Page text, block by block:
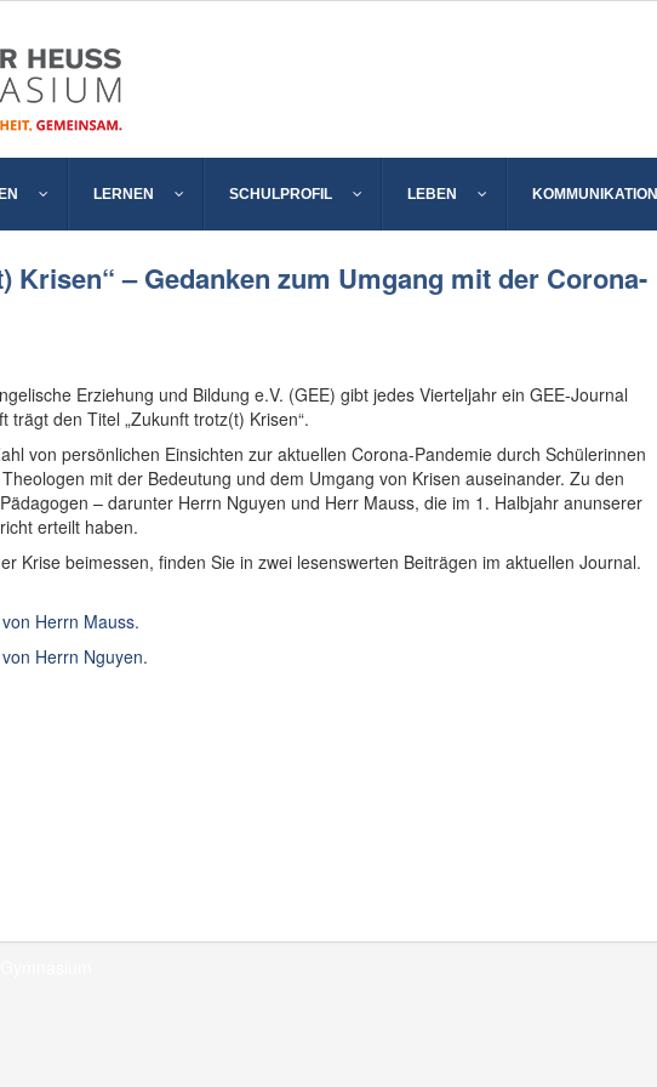
LERNEN SCHULPROFIL LEBEN KOMMUNIKATION
Krisen“ – Gedanken zum Umgang mit der Corona-
Erziehung und Bildung e.V. (GEE) gibt jedes Vierteljahr ein GEE-Journal
trägt den Titel „Zukunft trotz(t) Krisen“.
von persönlichen Einsichten zur aktuellen Corona-Pandemie durch Schülerinnen
mit der Bedeutung und dem Umgang von Krisen auseinander. Zu den
– darunter Herrn Nguyen und Herr Mauss, die im 1. Halbjahr anunserer
erteilt haben.
Krise beimessen, finden Sie in zwei lesenswerten Beiträgen im aktuellen Journal.
Herrn Mauss.
Herrn Nguyen.